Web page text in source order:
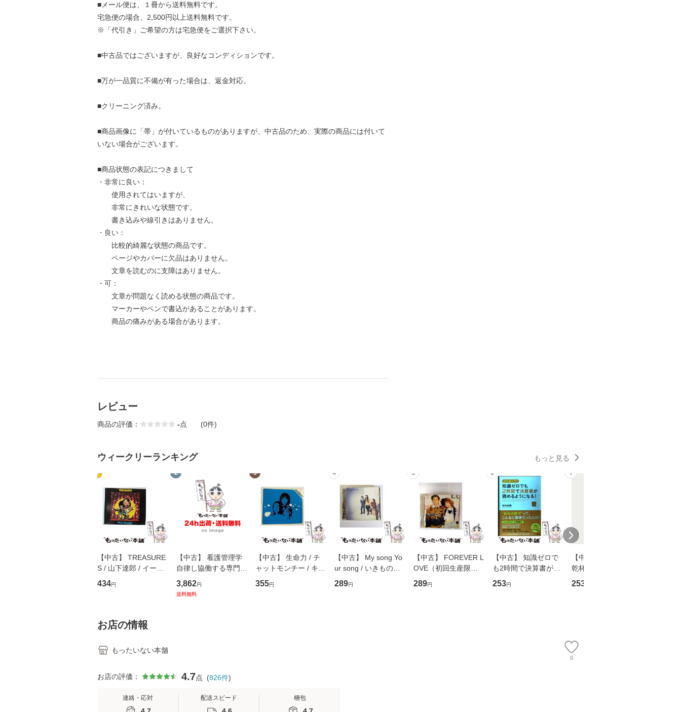
■メール便は、１冊から送料無料です。
宅急便の場合、2,500円以上送料無料です。
※「代引き」ご希望の方は宅急便をご選択下さい。
■中古品ではございますが、良好なコンディションです。
■万が一品質に不備が有った場合は、返金対応。
■クリーニング済み。
■商品画像に「帯」が付いているものがありますが、中古品のため、実際の商品には付いて
いない場合がございます。
■商品状態の表記につきまして
・非常に良い：
使用されてはいますが、
非常にきれいな状態です。
書き込みや線引きはありません。
・良い：
比較的綺麗な状態の商品です。
ページやカバーに欠品はありません。
文章を読むのに支障はありません。
・可：
文章が問題なく読める状態の商品です。
マーカーやペンで書込があることがあります。
商品の痛みがある場合があります。
レビュー
商品の評価： -点 (0件)
ウィークリーランキング もっと見る
1
【中古】 TREASURE
S / 山下達郎 / イース
トウエスト・ジャパン
[CD]【メール便送料無
434円
2
【中古】 看護管理学
自律し協働する専門職
の看護マネジメントス
キル 改訂第3版 (看護
3,862円
送料無料
3
【中古】 生命力 / チ
ャットモンチー / キュ
ーンレコード [CD]
【メール便送料無料】
355円
4
【中古】 My song Yo
ur song / いきものが
かり / [CD]【メール便
送料無料】
289円
5
【中古】 FOREVER L
OVE（初回生産限定
盤） / 清水翔太×加藤
ミリヤ / [CD]【メール
289円
6
【中古】 知識ゼロで
も2時間で決算書が読
めるようになる！ 会
計超入門！ / 佐伯 良
253円
7
【中古】 ウインクで
乾杯 (ノン・ポシェッ
ト) / 東野圭吾 / 祥伝
253
お店の情報
もったいない本舗
0
お店の評価： 4.7点 (826件)
連絡・応対 配送スピード 梱包